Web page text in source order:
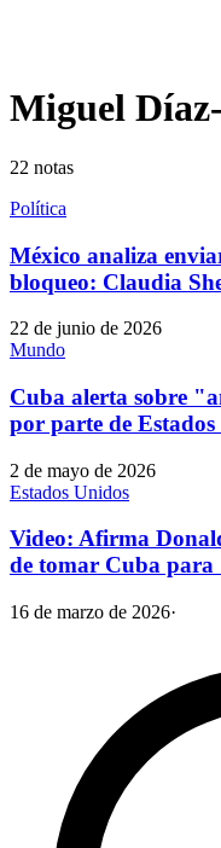
Miguel
22 notas
Política
México analiza
bloqueo: Claudia
22 de junio de 2026
Mundo
Cuba alerta sobre
por parte de
2 de mayo de 2026
Estados Unidos
Video: Afirma
de tomar Cuba
16 de marzo de 2026·